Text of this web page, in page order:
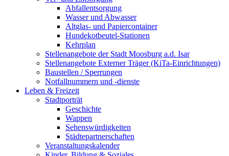
Abfallentsorgung
Wasser und Abwasser
Altglas- und Papiercontainer
Hundekotbeutel-Stationen
Kehrplan
Stellenangebote der Stadt Moosburg a.d. Isar
Stellenangebote Externer Träger (KiTa-Einrichtungen)
Baustellen / Sperrungen
Notfallnummern und -dienste
Leben & Freizeit
Stadtporträt
Geschichte
Wappen
Sehenswürdigkeiten
Städtepartnerschaften
Veranstaltungskalender